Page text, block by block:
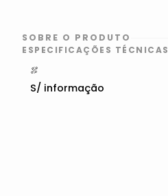
SOBRE O PRODUTO
ESPECIFICAÇÕES TÉCNICAS
S/ informação